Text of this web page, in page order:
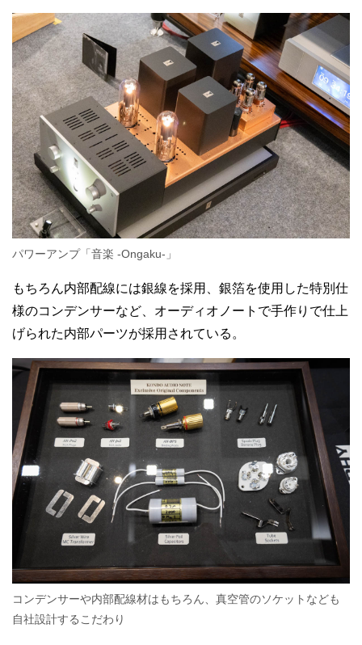
パワーアンプ「音楽 -Ongaku-」
もちろん内部配線には銀線を採用、銀箔を使用した特別仕
様のコンデンサーなど、オーディオノートで手作りで仕上
げられた内部パーツが採用されている。
コンデンサーや内部配線材はもちろん、真空管のソケットなども
自社設計するこだわり